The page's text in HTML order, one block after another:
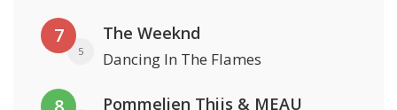
7
5
The Weeknd
Dancing In The Flames
Pommelien Thijs & MEAU